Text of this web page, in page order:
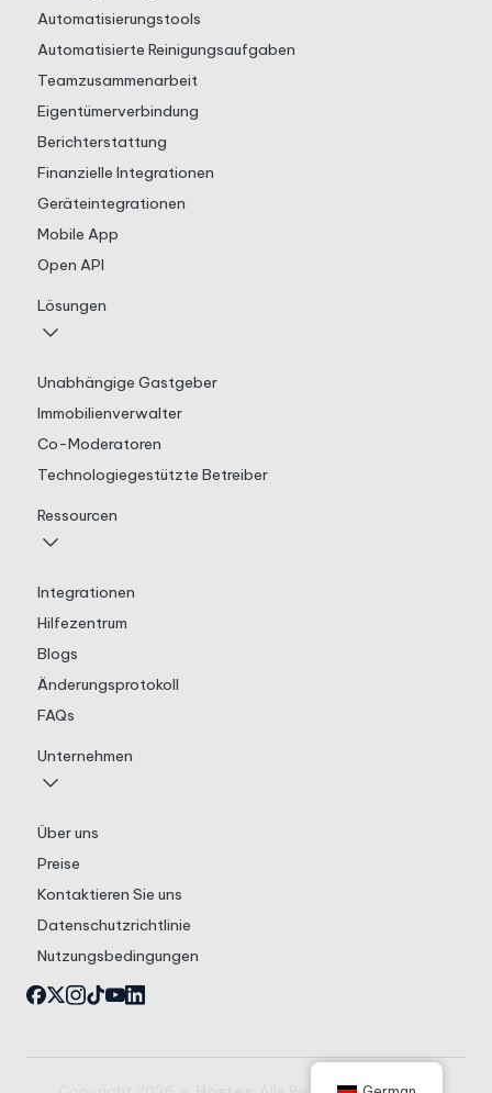
Automatisierungstools
Automatisierte Reinigungsaufgaben
Teamzusammenarbeit
Eigentümerverbindung
Berichterstattung
Finanzielle Integrationen
Geräteintegrationen
Mobile App
Open API
Lösungen
Unabhängige Gastgeber
Immobilienverwalter
Co-Moderatoren
Technologiegestützte Betreiber
Ressourcen
Integrationen
Hilfezentrum
Blogs
Änderungsprotokoll
FAQs
Unternehmen
Über uns
Preise
Kontaktieren Sie uns
Datenschutzrichtlinie
Nutzungsbedingungen